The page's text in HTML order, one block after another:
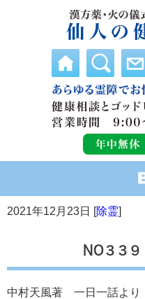
2021年12月23日 [除霊]
NO３３９
中村天風著 一日一話より